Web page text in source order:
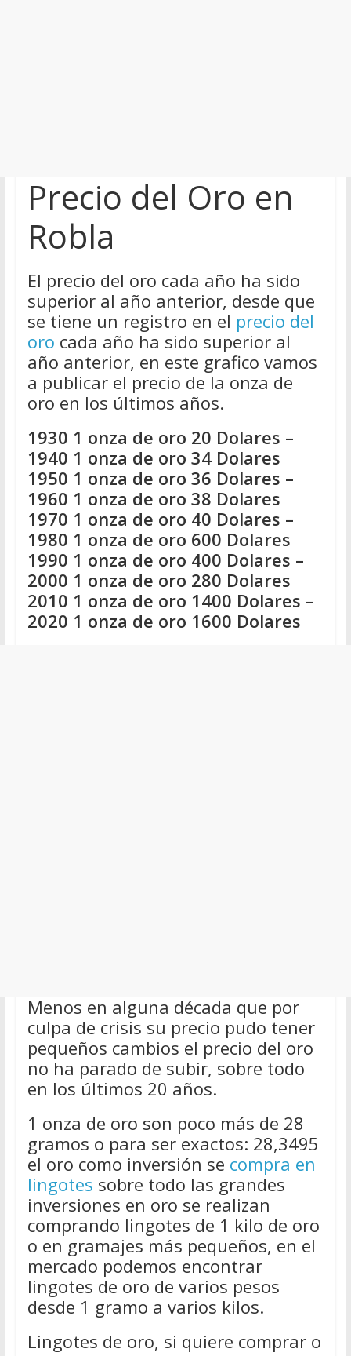
Precio del Oro en
Robla
El precio del oro cada año ha sido
superior al año anterior, desde que
se tiene un registro en el precio del
oro cada año ha sido superior al
año anterior, en este grafico vamos
a publicar el precio de la onza de
oro en los últimos años.
1930 1 onza de oro 20 Dolares –
1940 1 onza de oro 34 Dolares
1950 1 onza de oro 36 Dolares –
1960 1 onza de oro 38 Dolares
1970 1 onza de oro 40 Dolares –
1980 1 onza de oro 600 Dolares
1990 1 onza de oro 400 Dolares –
2000 1 onza de oro 280 Dolares
2010 1 onza de oro 1400 Dolares –
2020 1 onza de oro 1600 Dolares
Menos en alguna década que por
culpa de crisis su precio pudo tener
pequeños cambios el precio del oro
no ha parado de subir, sobre todo
en los últimos 20 años.
1 onza de oro son poco más de 28
gramos o para ser exactos: 28,3495
el oro como inversión se compra en
lingotes sobre todo las grandes
inversiones en oro se realizan
comprando lingotes de 1 kilo de oro
o en gramajes más pequeños, en el
mercado podemos encontrar
lingotes de oro de varios pesos
desde 1 gramo a varios kilos.
Lingotes de oro, si quiere comprar o